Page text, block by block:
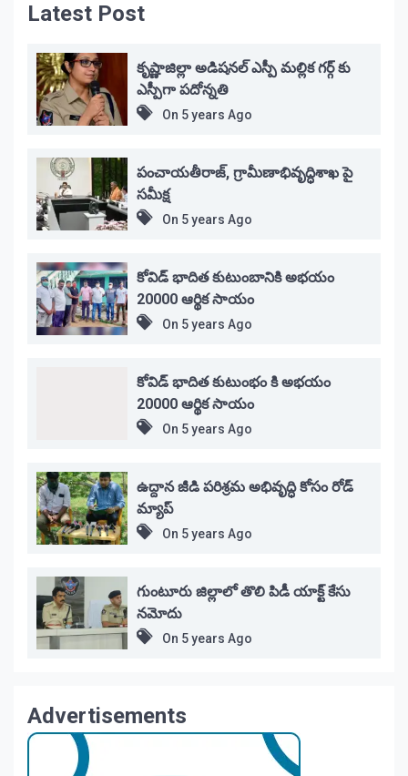
Latest Post
కృష్ణాజిల్లా అడిషనల్ ఎస్పీ మల్లిక గర్గ్ కు
ఎస్పీగా పదోన్నతి
On 5 years Ago
పంచాయతీరాజ్, గ్రామీణాభివృద్ధిశాఖ పై
సమీక్ష
On 5 years Ago
కోవిడ్ భాదిత కుటుంబానికి అభయం
20000 ఆర్థిక సాయం
On 5 years Ago
కోవిడ్ భాదిత కుటుంభం కి అభయం
20000 ఆర్థిక సాయం
On 5 years Ago
ఉద్దాన జీడి పరిశ్రమ అభివృద్ధి కోసం రోడ్
మ్యాప్
On 5 years Ago
గుంటూరు జిల్లాలో తొలి పిడీ యాక్ట్ కేసు
నమోదు
On 5 years Ago
Advertisements